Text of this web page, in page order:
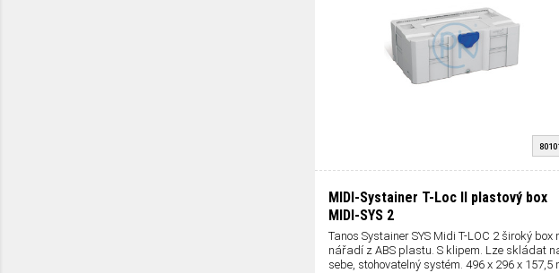
MIDI-Systainer T-Loc II plastový box
MIDI-SYS 2
Tanos Systainer SYS Midi T-LOC 2 široký box
nářadí z ABS plastu. S klipem. Lze skládat
sebe, stohovatelný systém. 496 x 296 x 157,5